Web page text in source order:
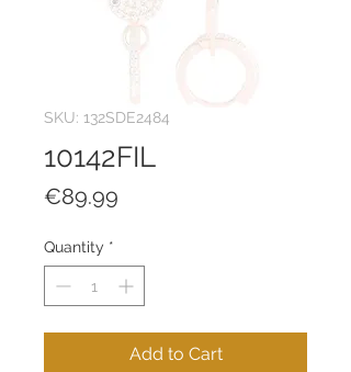
SKU: 132SDE2484
10142FIL
€89.99
Quantity *
Add to Cart